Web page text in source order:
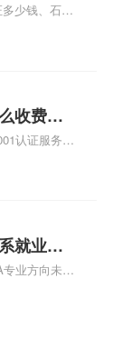
少钱、石家
9000认证
收费，
怎么收
认证服务中
认证，哪个
，详情可
就业方
业方向
业方向未来
就业方向有